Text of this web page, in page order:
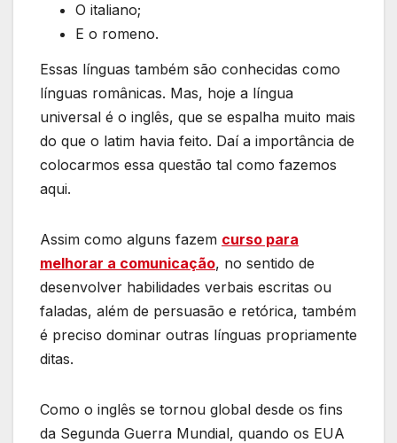
O italiano;
E o romeno.
Essas línguas também são conhecidas como
línguas românicas. Mas, hoje a língua
universal é o inglês, que se espalha muito mais
do que o latim havia feito. Daí a importância de
colocarmos essa questão tal como fazemos
aqui.
Assim como alguns fazem curso para
melhorar a comunicação, no sentido de
desenvolver habilidades verbais escritas ou
faladas, além de persuasão e retórica, também
é preciso dominar outras línguas propriamente
ditas.
Como o inglês se tornou global desde os fins
da Segunda Guerra Mundial, quando os EUA